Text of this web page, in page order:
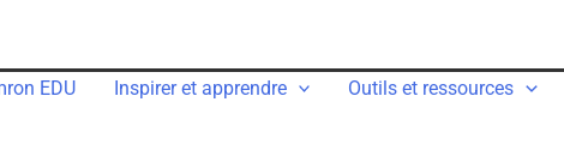
EDU Inspirer et apprendre Outils et ressources